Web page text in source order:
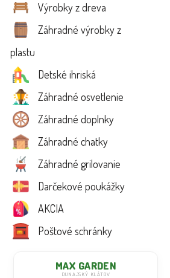
Výrobky z dreva
Záhradné výrobky z
plastu
Detské ihriská
Záhradné osvetlenie
Záhradné doplnky
Záhradné chatky
Záhradné grilovanie
Darčekové poukážky
AKCIA
Poštové schránky
MAX GARDEN
DUNAJSKÝ KLÁTOV